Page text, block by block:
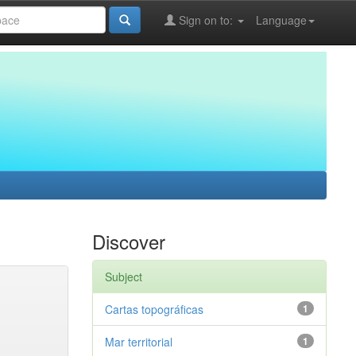
Language
Sign on to:
Discover
Subject
1
Cartas topográficas
1
Mar territorial